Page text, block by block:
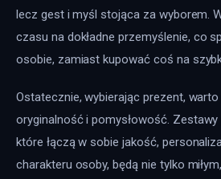
lecz gest i myśl stojąca za wyborem.
czasu na dokładne przemyślenie, co
osobie, zamiast kupować coś na
Ostatecznie, wybierając prezent,
oryginalność i pomysłowość.
które łączą w sobie jakość,
charakteru osoby, będą nie tylko